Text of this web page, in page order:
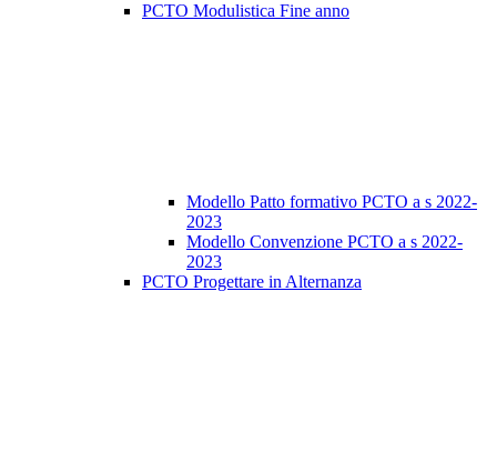
PCTO Modulistica Fine anno
Modello Patto formativo PCTO a s 2022-
2023
Modello Convenzione PCTO a s 2022-
2023
PCTO Progettare in Alternanza